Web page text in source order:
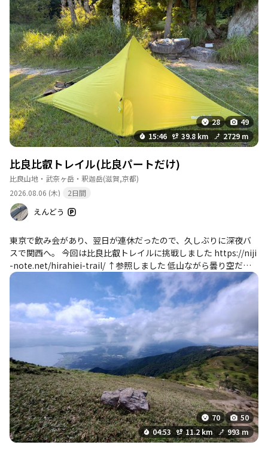
28
49
15:46
39.8 km 2729 m
比良比叡トレイル(比良パートだけ)
比良山地・武奈ヶ岳・釈迦岳(滋賀,京都)
2026.08.06 (木)
2日間
えんどう
東京で飲み会があり、翌日が連休だったので、久しぶりに深夜バ
スで関西へ。 今回は比良比叡トレイルに挑戦しました https://niji
-note.net/hirahiei-trail/ ↑参照しました 低山ながら曇り空だっ
たこともあり、思っていたほど暑くなく快適に歩けました。途中
には何度か琵琶湖を望める景色があり、とても綺麗でした。 2日間
で登山者とすれ違ったのはたったの2人。こんなに良いトレイルな
のに、たまたまだったのでしょうか。 途中には何か所か給水でき
る沢もあり、とても助かりました。 テント泊をした八雲ヶ原は雰
囲気が良く、イモリがたくさんいて印象的でした。 初めてアルコ
ールストーブも使ってみましたが、思っていた以上に使いやすか
ったです。カップ4杯分のお湯を沸かして、使用したアルコールは
約75ccでした。 比良山側で疲れてしまったため、今回は比叡山方
面までは行かず。また今度、京都一周トレイルを歩くときに訪れ
ようと思います。 2日目は未明から雨風が吹き荒れましたが、幸い
テントはまったく浸水せず、安心して過ごすことができました。
70
50
04:53
11.2 km 993 m